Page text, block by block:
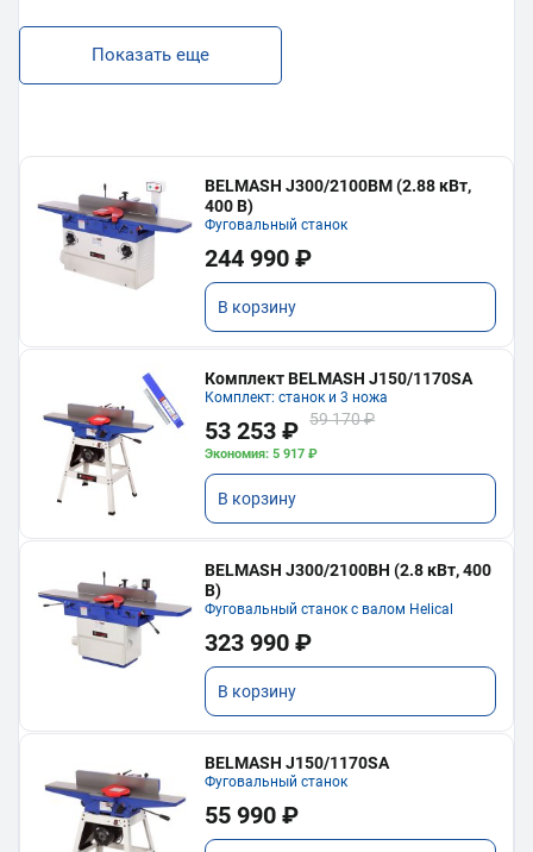
Показать еще
BELMASH J300/2100ВМ (2.88 кВт,
400 В)
Фуговальный станок
244 990 ₽
В корзину
Комплект BELMASH J150/1170SA
Комплект: станок и 3 ножа
53 253 ₽ 59 170 ₽
Экономия: 5 917 ₽
В корзину
BELMASH J300/2100ВH (2.8 кВт, 400
В)
Фуговальный станок с валом Helical
323 990 ₽
В корзину
BELMASH J150/1170SA
Фуговальный станок
55 990 ₽